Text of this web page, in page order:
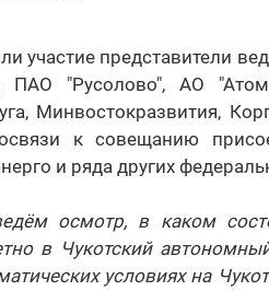
участие представители
ПАО "Русолово", АО
Минвостокразвития,
к совещанию
и ряда других
осмотр, в каком
в Чукотский
условиях на